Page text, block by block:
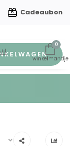
vanaf €75
Cadeaubon
0